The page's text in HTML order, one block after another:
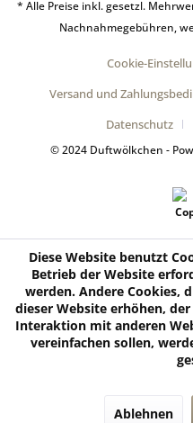
* Alle Preise inkl. gesetzl.
Nachnahmegebühren,
Cookie-
Versand und
Datenschutz
© 2024 Duftwölkchen -
Diese Website benutzt
Betrieb der Website
werden. Andere Cookies,
dieser Website erhöhen,
Interaktion mit anderen
vereinfachen sollen,
Ablehnen